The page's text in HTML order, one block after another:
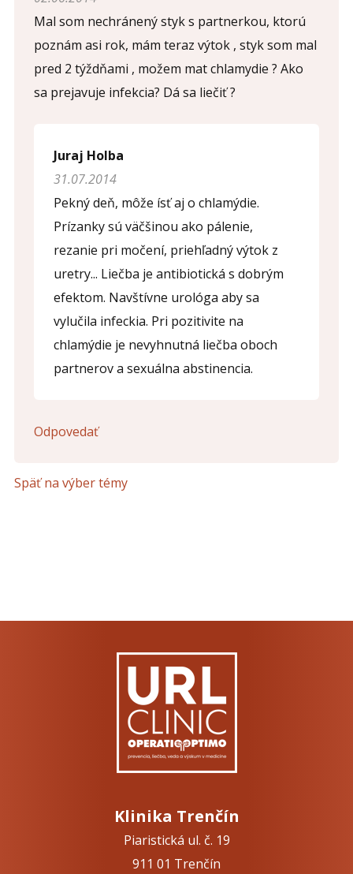
Mal som nechránený styk s partnerkou, ktorú
poznám asi rok, mám teraz výtok , styk som mal
pred 2 týždňami , možem mat chlamydie ? Ako
sa prejavuje infekcia? Dá sa liečiť ?
Juraj Holba
31.07.2014
Pekný deň, môže ísť aj o chlamýdie.
Prízanky sú väčšinou ako pálenie,
rezanie pri močení, priehľadný výtok z
uretry... Liečba je antibiotická s dobrým
efektom. Navštívne urológa aby sa
vylučila infeckia. Pri pozitivite na
chlamýdie je nevyhnutná liečba oboch
partnerov a sexuálna abstinencia.
Odpovedať
Späť na výber témy
Klinika Trenčín
Piaristická ul. č. 19
911 01 Trenčín